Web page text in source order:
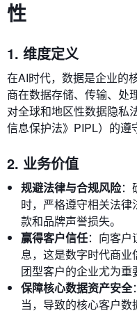
性
1. 维度定义
在AI时代，数据是企业的
商在数据存储、传输、处
对全球和地区性数据隐私
信息保护法》PIPL）的遵
2. 业务价值
规避法律与合规风险：
时，严格遵守相关法
款和品牌声誉损失。
赢得客户信任：向客
息，这是数字时代商
团型客户的企业尤为重
保障核心数据资产安全
当，导致的核心客户数